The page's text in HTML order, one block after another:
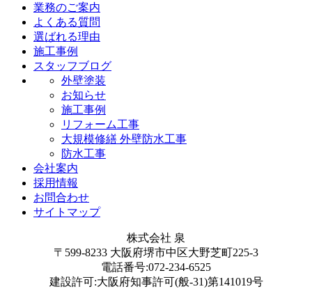
業務のご案内
よくある質問
選ばれる理由
施工事例
スタッフブログ
外壁塗装
お知らせ
施工事例
リフォーム工事
大規模修繕 外壁防水工事
防水工事
会社案内
採用情報
お問合わせ
サイトマップ
株式会社 泉
〒599-8233 大阪府堺市中区大野芝町225-3
電話番号:072-234-6525
建設許可:大阪府知事許可(般-31)第141019号